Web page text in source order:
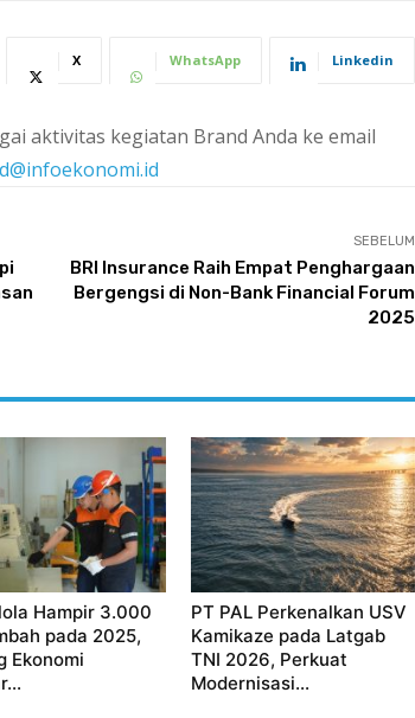
X WhatsApp Linkedin
aktivitas kegiatan Brand Anda ke email
SEBELUM
BRI Insurance Raih Empat Penghargaan
Bergengsi di Non-Bank Financial Forum
2025
Hampir 3.000
pada 2025,
Ekonomi
PT PAL Perkenalkan USV
Kamikaze pada Latgab
TNI 2026, Perkuat
Modernisasi...